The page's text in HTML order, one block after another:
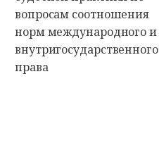
вопросам соотношения
норм международного и
внутригосударственного
права